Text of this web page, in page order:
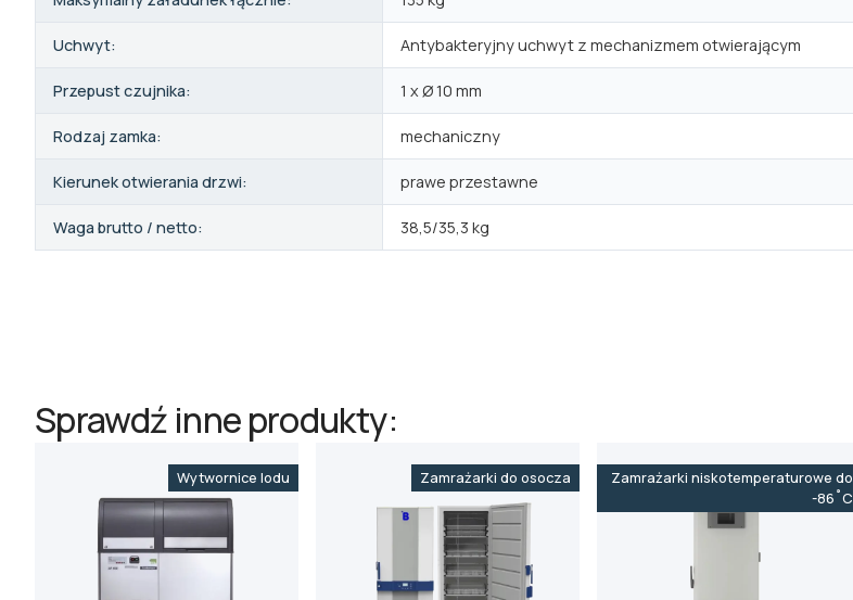
Uchwyt: Antybakteryjny uchwyt z mechanizmem otwierającym
Przepust czujnika: 1 x Ø 10 mm
Rodzaj zamka: mechaniczny
Kierunek otwierania drzwi: prawe przestawne
Waga brutto / netto: 38,5/35,3 kg
Sprawdź inne produkty:
Wytwornice lodu Zamrażarki do osocza
Zamrażarki niskotemperaturowe do
-86˚C